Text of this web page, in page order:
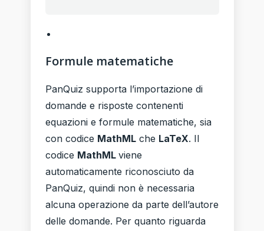
Formule matematiche
PanQuiz supporta l’importazione di
domande e risposte contenenti
equazioni e formule matematiche, sia
con codice MathMLche LaTeX. Il
codice MathML viene
automaticamente riconosciuto da
PanQuiz, quindi non è necessaria
alcuna operazione da parte dell’autore
delle domande. Per quanto riguarda